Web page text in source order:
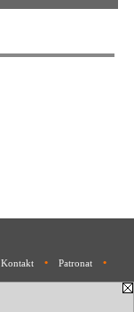
Kontakt • Patronat •